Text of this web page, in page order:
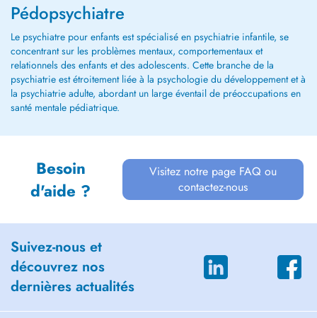
Pédopsychiatre
Le psychiatre pour enfants est spécialisé en psychiatrie infantile, se
concentrant sur les problèmes mentaux, comportementaux et
relationnels des enfants et des adolescents. Cette branche de la
psychiatrie est étroitement liée à la psychologie du développement et à
la psychiatrie adulte, abordant un large éventail de préoccupations en
santé mentale pédiatrique.
Besoin
d'aide ?
Visitez notre page FAQ ou
contactez-nous
Suivez-nous et
découvrez nos
dernières actualités